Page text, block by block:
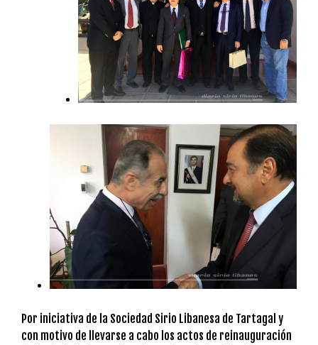
Por iniciativa de la Sociedad Sirio Libanesa de Tartagal y
con motivo de llevarse a cabo los actos de reinauguración